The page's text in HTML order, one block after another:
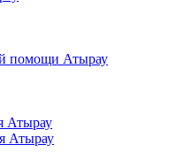
помощи Атырау
Атырау
Атырау